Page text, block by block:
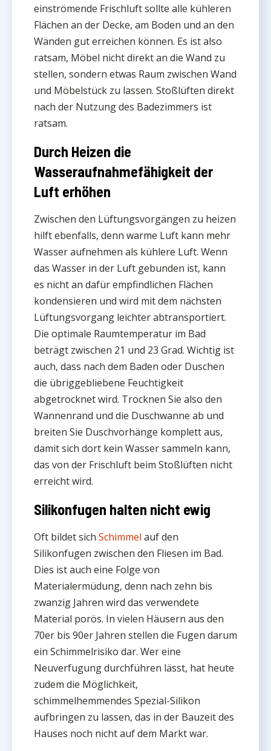
einströmende Frischluft sollte alle kühleren
Flächen an der Decke, am Boden und an den
Wänden gut erreichen können. Es ist also
ratsam, Möbel nicht direkt an die Wand zu
stellen, sondern etwas Raum zwischen Wand
und Möbelstück zu lassen. Stoßlüften direkt
nach der Nutzung des Badezimmers ist
ratsam.
Durch Heizen die
Wasseraufnahmefähigkeit der
Luft erhöhen
Zwischen den Lüftungsvorgängen zu heizen
hilft ebenfalls, denn warme Luft kann mehr
Wasser aufnehmen als kühlere Luft. Wenn
das Wasser in der Luft gebunden ist, kann
es nicht an dafür empfindlichen Flächen
kondensieren und wird mit dem nächsten
Lüftungsvorgang leichter abtransportiert.
Die optimale Raumtemperatur im Bad
beträgt zwischen 21 und 23 Grad. Wichtig ist
auch, dass nach dem Baden oder Duschen
die übriggebliebene Feuchtigkeit
abgetrocknet wird. Trocknen Sie also den
Wannenrand und die Duschwanne ab und
breiten Sie Duschvorhänge komplett aus,
damit sich dort kein Wasser sammeln kann,
das von der Frischluft beim Stoßlüften nicht
erreicht wird.
Silikonfugen halten nicht ewig
Oft bildet sich Schimmel auf den
Silikonfugen zwischen den Fliesen im Bad.
Dies ist auch eine Folge von
Materialermüdung, denn nach zehn bis
zwanzig Jahren wird das verwendete
Material porös. In vielen Häusern aus den
70er bis 90er Jahren stellen die Fugen darum
ein Schimmelrisiko dar. Wer eine
Neuverfugung durchführen lässt, hat heute
zudem die Möglichkeit,
schimmelhemmendes Spezial-Silikon
aufbringen zu lassen, das in der Bauzeit des
Hauses noch nicht auf dem Markt war.